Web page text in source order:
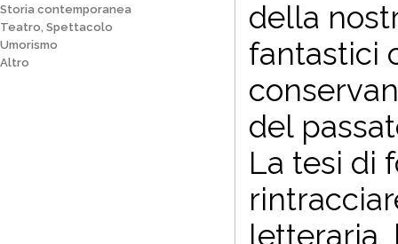
Storia contemporanea
Teatro, Spettacolo
Umorismo
Altro
della
fantastici
del
La tesi di
letteraria,